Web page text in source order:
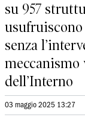
su 957
usufruiscono
senza
dell’Interno
03 maggio 2025 13:27